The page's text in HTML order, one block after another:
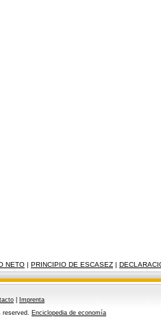
NETO | PRINCIPIO DE ESCASEZ |
Imprenta
reserved. Enciclopedia de economía